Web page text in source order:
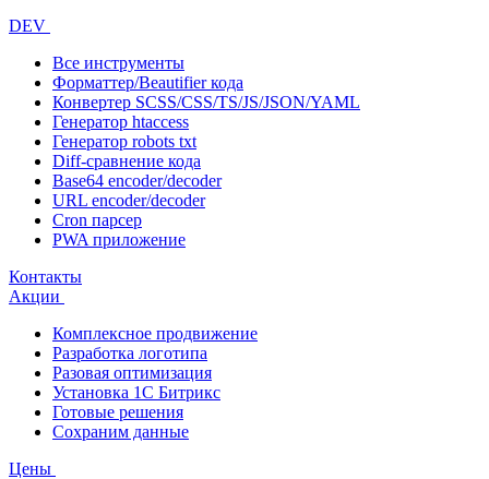
DEV
Все инструменты
Форматтер/Beautifier кода
Конвертер SCSS/CSS/TS/JS/JSON/YAML
Генератор htaccess
Генератор robots txt
Diff-сравнение кода
Base64 encoder/decoder
URL encoder/decoder
Cron парсер
PWA приложение
Контакты
Акции
Комплексное продвижение
Разработка логотипа
Разовая оптимизация
Установка 1С Битрикс
Готовые решения
Сохраним данные
Цены